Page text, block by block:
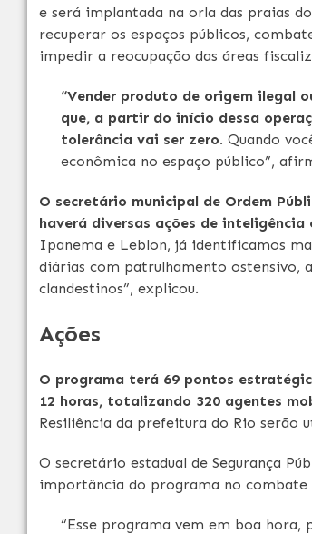
e será implantada na orla das praias
recuperar os espaços públicos,
impedir a reocupação das áreas
“Vender produto de origem ilegal
que, a partir do início dessa
tolerância vai ser zero. Quando
econômica no espaço público”,
O secretário municipal de Ordem
haverá diversas ações de
Ipanema e Leblon, já identificamos
diárias com patrulhamento ostensivo,
clandestinos”, explicou.
Ações
O programa terá 69 pontos
12 horas, totalizando 320 agentes
Resiliência da prefeitura do Rio serão
O secretário estadual de Segurança
importância do programa no combate
“Esse programa vem em boa